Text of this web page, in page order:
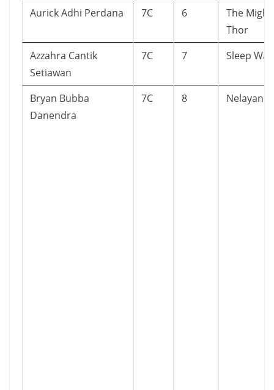
Aurick Adhi Perdana 7C 6
The
Thor
Azzahra Cantik
Setiawan
7C 7 Sleep
Bryan Bubba
Danendra
7C 8 Nelayan